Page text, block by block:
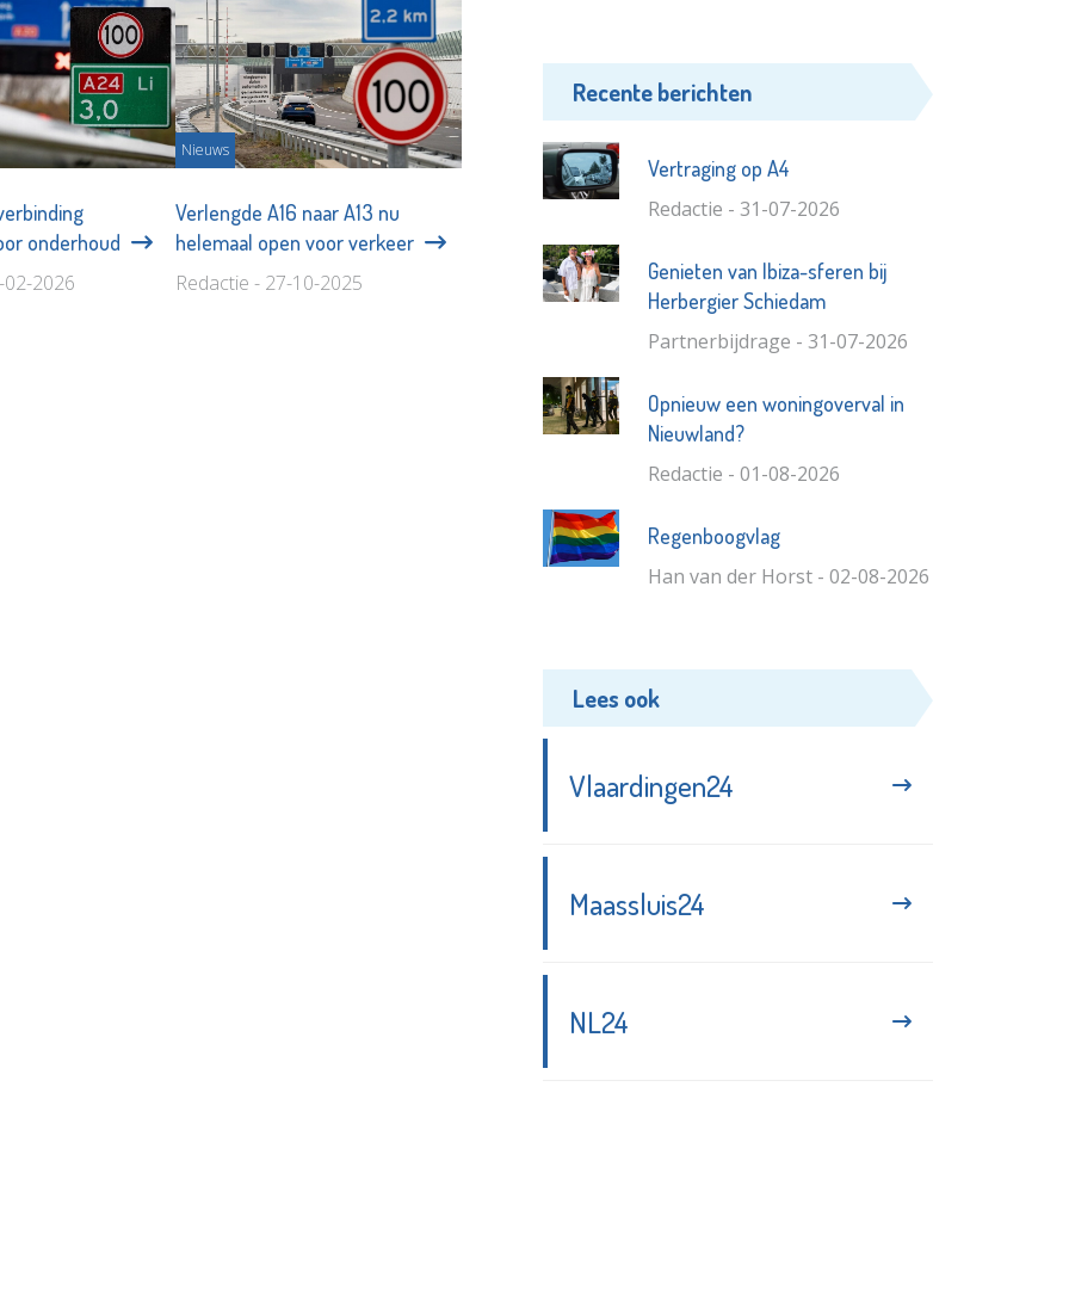
onderhoud
02-2026
Nieuws
Verlengde A16 naar A13 nu
helemaal open voor verkeer
Redactie - 27-10-2025
Recente berichten
Vertraging op A4
Redactie - 31-07-2026
Genieten van Ibiza-sferen bij
Herbergier Schiedam
Partnerbijdrage - 31-07-2026
Opnieuw een woningoverval in
Nieuwland?
Redactie - 01-08-2026
Regenboogvlag
Han van der Horst - 02-08-2026
Lees ook
Vlaardingen24
Maassluis24
NL24